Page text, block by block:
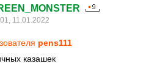
11.01.2022
pens111
казашек